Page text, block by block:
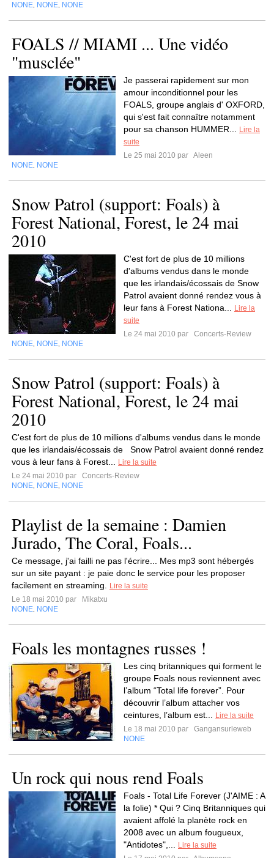
NONE NONE NONE
FOALS // MIAMI ... Une vidéo
"musclée"
Je passerai rapidement sur mon
amour inconditionnel pour les
FOALS, groupe anglais d' OXFORD,
qui s'est fait connaître notamment
pour sa chanson HUMMER...
Lire la
suite
Le 25 mai 2010 par Aleen
NONE NONE
Snow Patrol (support: Foals) à
Forest National, Forest, le 24 mai
2010
C'est fort de plus de 10 millions
d'albums vendus dans le monde
que les irlandais/écossais de Snow
Patrol avaient donné rendez vous à
leur fans à Forest Nationa...
Lire la
suite
Le 24 mai 2010 par
Concerts-Review
NONE NONE NONE
Snow Patrol (support: Foals) à
Forest National, Forest, le 24 mai
2010
C'est fort de plus de 10 millions d'albums vendus dans le monde
que les irlandais/écossais de Snow Patrol avaient donné rendez
vous à leur fans à Forest...
Lire la suite
Le 24 mai 2010 par
Concerts-Review
NONE NONE NONE
Playlist de la semaine : Damien
Jurado, The Coral, Foals...
Ce message, j'ai failli ne pas l'écrire... Mes mp3 sont hébergés
sur un site payant : je paie donc le service pour les proposer
facilement en streaming.
Lire la suite
Le 18 mai 2010 par
Mikatxu
NONE NONE
Foals les montagnes russes !
Les cinq britanniques qui forment le
groupe Foals nous reviennent avec
l’album “Total life forever”. Pour
découvrir l’album attacher vos
ceintures, l’album est...
Lire la suite
Le 18 mai 2010 par
Gangansurleweb
NONE
Un rock qui nous rend Foals
Foals - Total Life Forever (J'AIME : A
la folie) * Qui ? Cinq Britanniques qui
avaient affolé la planète rock en
2008 avec un album fougueux,
"Antidotes",...
Lire la suite